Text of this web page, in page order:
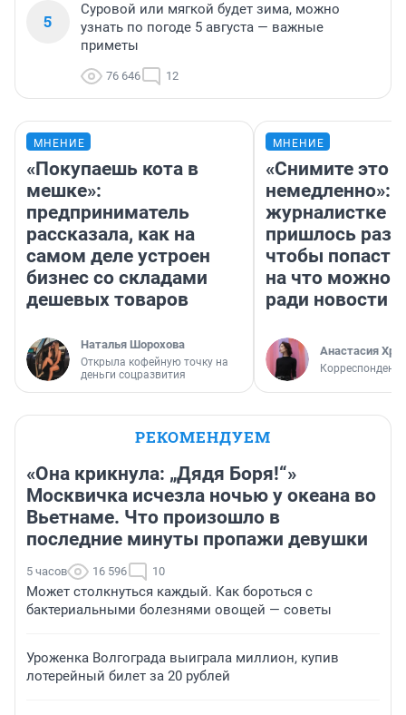
5
Суровой или мягкой будет зима, можно
узнать по погоде 5 августа — важные
приметы
76 646 12
МНЕНИЕ
«Покупаешь кота в
мешке»:
предприниматель
рассказала, как на
самом деле устроен
бизнес со складами
дешевых товаров
Наталья Шорохова
Открыла кофейную точку на
деньги соцразвития
МНЕНИЕ
«Снимите это
немедленно»:
журналистке
пришлось
чтобы попасть
на что можно
ради новости
Анастасия
Корреспондент
РЕКОМЕНДУЕМ
«Она крикнула: „Дядя Боря!“»
Москвичка исчезла ночью у океана во
Вьетнаме. Что произошло в
последние минуты пропажи девушки
5 часов 16 596 10
Может столкнуться каждый. Как бороться с
бактериальными болезнями овощей — советы
Уроженка Волгограда выиграла миллион, купив
лотерейный билет за 20 рублей